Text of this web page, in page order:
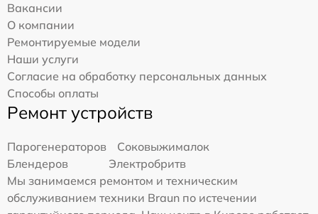
Вакансии
О компании
Ремонтируемые модели
Наши услуги
Согласие на обработку персональных данных
Способы оплаты
Ремонт устройств
Парогенераторов
Соковыжималок
Блендеров
Электробритв
Мы занимаемся ремонтом и техническим
обслуживанием техники Braun по истечении